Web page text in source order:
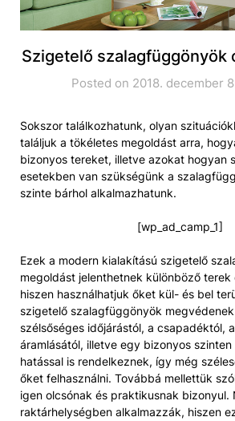
Szigetelő szalagfüggönyök
Posted on 2018. december
Sokszor találkozhatunk, olyan
találjuk a tökéletes megoldást arra,
bizonyos tereket, illetve azokat hogyan
esetekben van szükségünk a
szinte bárhol alkalmazhatunk.
[wp_ad_camp_1]
Ezek a modern kialakítású szigetelő
megoldást jelenthetnek különböző terek
hiszen használhatjuk őket kül- és bel
szigetelő szalagfüggönyök
szélsőséges időjárástól, a csapadéktól,
áramlásától, illetve egy bizonyos
hatással is rendelkeznek, így még
őket felhasználni. Továbbá mellettük
igen olcsónak és praktikusnak bizonyul.
raktárhelységben alkalmazzák, hiszen